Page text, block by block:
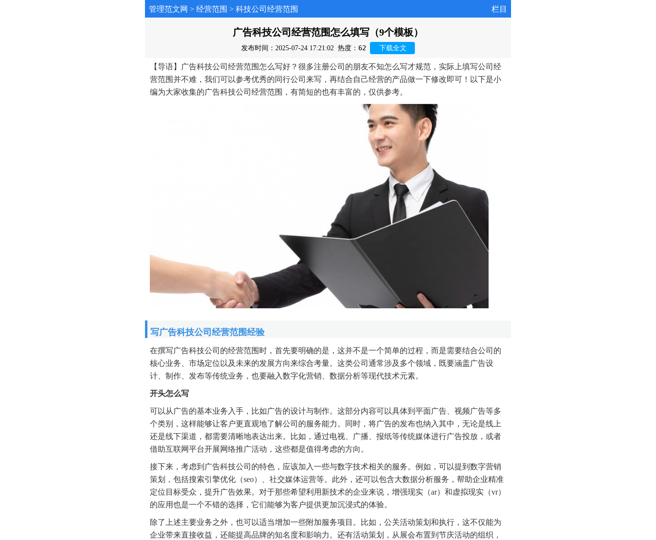
管理范文网 > 经营范围 > 科技公司经营范围 栏目
广告科技公司经营范围怎么填写（9个模板）
发布时间：2025-07-24 17:21:02 热度： 62 下载全文
【导语】广告科技公司经营范围怎么写好？很多注册公司的朋友不知怎么写才规范，实际上填写公司经
营范围并不难，我们可以参考优秀的同行公司来写，再结合自己经营的产品做一下修改即可！以下是小
编为大家收集的广告科技公司经营范围，有简短的也有丰富的，仅供参考。
写广告科技公司经营范围经验
在撰写广告科技公司的经营范围时，首先要明确的是，这并不是一个简单的过程，而是需要结合公司的
核心业务、市场定位以及未来的发展方向来综合考量。这类公司通常涉及多个领域，既要涵盖广告设
计、制作、发布等传统业务，也要融入数字化营销、数据分析等现代技术元素。
开头怎么写
可以从广告的基本业务入手，比如广告的设计与制作。这部分内容可以具体到平面广告、视频广告等多
个类别，这样能够让客户更直观地了解公司的服务能力。同时，将广告的发布也纳入其中，无论是线上
还是线下渠道，都需要清晰地表达出来。比如，通过电视、广播、报纸等传统媒体进行广告投放，或者
借助互联网平台开展网络推广活动，这些都是值得考虑的方向。
接下来，考虑到广告科技公司的特色，应该加入一些与数字技术相关的服务。例如，可以提到数字营销
策划，包括搜索引擎优化（seo）、社交媒体运营等。此外，还可以包含大数据分析服务，帮助企业精准
定位目标受众，提升广告效果。对于那些希望利用新技术的企业来说，增强现实（ar）和虚拟现实（vr）
的应用也是一个不错的选择，它们能够为客户提供更加沉浸式的体验。
除了上述主要业务之外，也可以适当增加一些附加服务项目。比如，公关活动策划和执行，这不仅能为
企业带来直接收益，还能提高品牌的知名度和影响力。还有活动策划，从展会布置到节庆活动的组织，